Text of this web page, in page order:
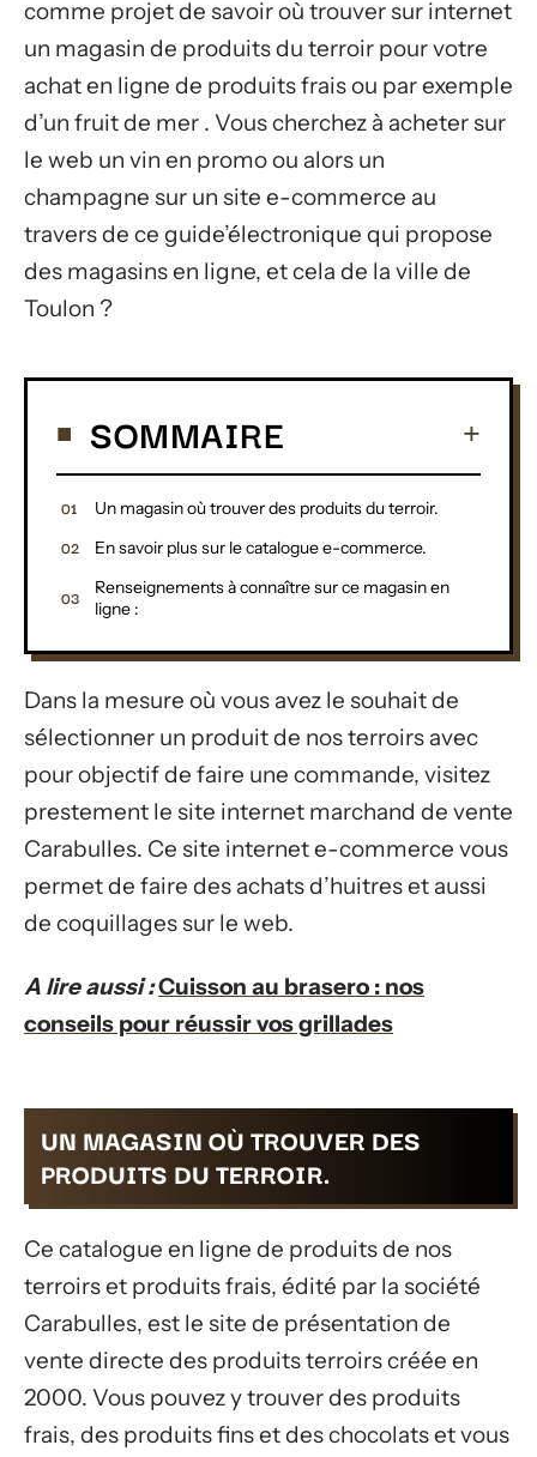
comme projet de savoir où trouver sur internet
un magasin de produits du terroir pour votre
achat en ligne de produits frais ou par exemple
d’un fruit de mer . Vous cherchez à acheter sur
le web un vin en promo ou alors un
champagne sur un site e-commerce au
travers de ce guide’électronique qui propose
des magasins en ligne, et cela de la ville de
Toulon ?
SOMMAIRE
Un magasin où trouver des produits du terroir.
En savoir plus sur le catalogue e-commerce.
Renseignements à connaître sur ce magasin en
ligne :
Dans la mesure où vous avez le souhait de
sélectionner un produit de nos terroirs avec
pour objectif de faire une commande, visitez
prestement le site internet marchand de vente
Carabulles. Ce site internet e-commerce vous
permet de faire des achats d’huitres et aussi
de coquillages sur le web.
A lire aussi :Cuisson au brasero : nos
conseils pour réussir vos grillades
UN MAGASIN OÙ TROUVER DES
PRODUITS DU TERROIR.
Ce catalogue en ligne de produits de nos
terroirs et produits frais, édité par la société
Carabulles, est le site de présentation de
vente directe des produits terroirs créée en
2000. Vous pouvez y trouver des produits
frais, des produits fins et des chocolats et vous